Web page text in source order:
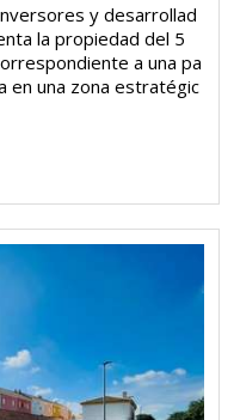
y desarrollad
la propiedad del 5
a una pa
en una zona estratégic